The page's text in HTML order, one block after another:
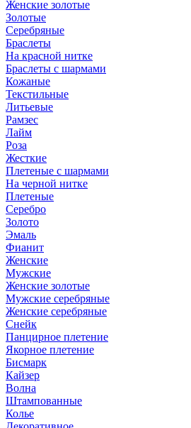
Женские золотые
Золотые
Серебряные
Браслеты
На красной нитке
Браслеты с шармами
Кожаные
Текстильные
Литьевые
Рамзес
Лайм
Роза
Жесткие
Плетеные с шармами
На черной нитке
Плетеные
Серебро
Золото
Эмаль
Фианит
Женские
Мужские
Женские золотые
Мужские серебряные
Женские серебряные
Снейк
Панцирное плетение
Якорное плетение
Бисмарк
Кайзер
Волна
Штампованные
Колье